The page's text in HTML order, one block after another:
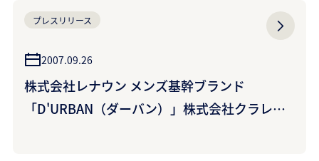
プレスリリース
2007.09.26
株式会社レナウン メンズ基幹ブランド
「D'URBAN（ダーバン）」株式会社クラレの